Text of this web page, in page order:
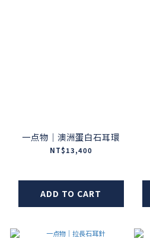
一点物｜澳洲蛋白石耳環
NT$13,400
ADD TO CART